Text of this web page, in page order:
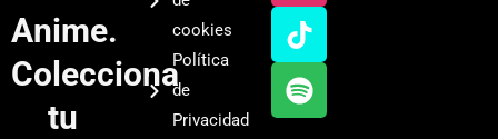
Anime.
Colecciona
tu
cookies
Política
de
Privacidad
u
b
e
a
g
r
a
o
k
i
f
y